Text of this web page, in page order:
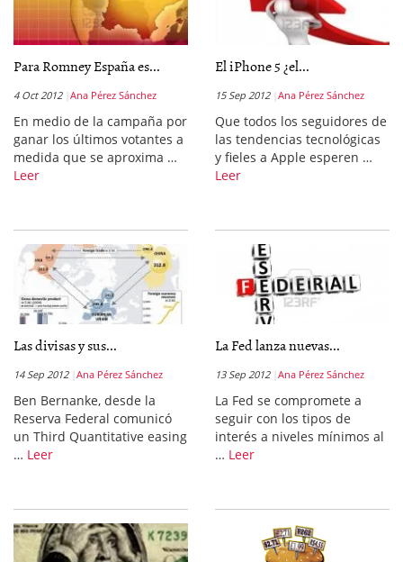
Para Romney España es...
4 Oct 2012 Ana Pérez Sánchez
En medio de la campaña por
ganar los últimos votantes a
medida que se aproxima …
Leer
El iPhone 5 ¿el...
15 Sep 2012 Ana Pérez Sánchez
Que todos los seguidores de
las tendencias tecnológicas
y fieles a Apple esperen …
Leer
Las divisas y sus...
14 Sep 2012 Ana Pérez Sánchez
Ben Bernanke, desde la
Reserva Federal comunicó
un Third Quantitative easing
… Leer
La Fed lanza nuevas...
13 Sep 2012 Ana Pérez Sánchez
La Fed se compromete a
seguir con los tipos de
interés a niveles mínimos al
… Leer